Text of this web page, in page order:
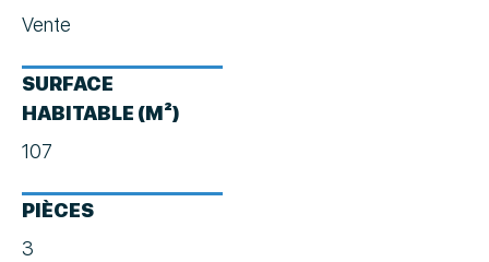
Vente
SURFACE
HABITABLE (M²)
107
PIÈCES
3